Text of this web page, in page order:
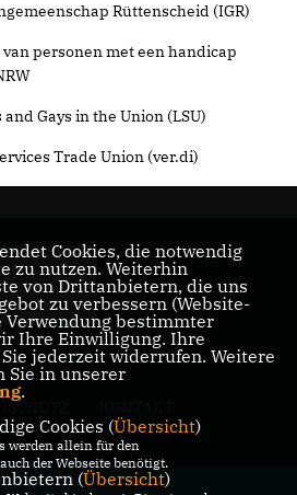
Rüttenscheid (IGR)
personen met een handicap
Gays in the Union (LSU)
Trade Union (ver.di)
für ein starkes
Rüttenscheid und
Essen
Cookies, die notwendig
zu nutzen. Weiterhin
von Drittanbietern, die uns
zu verbessern (Website-
Verwendung bestimmter
Ihre Einwilligung. Ihre
jederzeit widerrufen. Weitere
Sie in unserer
.
Cookies (Übersicht)
werden allein für den
der Webseite benötigt.
(Übersicht)